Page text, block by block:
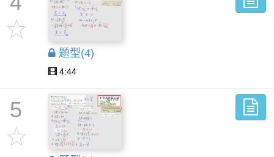
題型(4)
4:44
5